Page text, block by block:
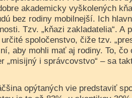
akademicky vyškolených
bez rodiny mobilnejší. Ich
Tzv. „kňazi zakladatelia“. A
spoločenstvo, čiže tzv.
aby mohli mať aj rodiny. To, čo
„misijný i správcovstvo“ – sa
opýtaných vie predstaviť